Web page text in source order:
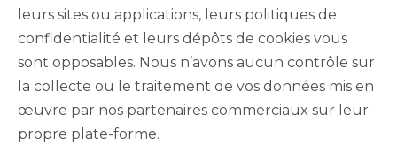
leurs sites ou applications, leurs politiques de
confidentialité et leurs dépôts de cookies vous
sont opposables. Nous n’avons aucun contrôle sur
la collecte ou le traitement de vos données mis en
œuvre par nos partenaires commerciaux sur leur
propre plate-forme.